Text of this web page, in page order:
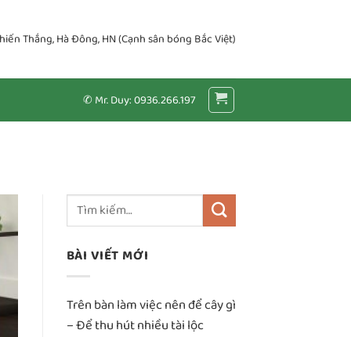
Thắng, Hà Đông, HN (Cạnh sân bóng Bắc Việt)
✆ Mr. Duy: 0936.266.197
BÀI VIẾT MỚI
Trên bàn làm việc nên để cây gì
– Để thu hút nhiều tài lộc